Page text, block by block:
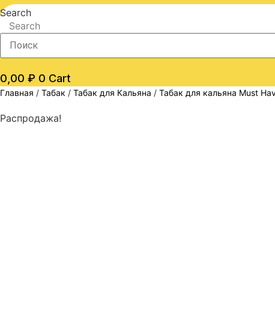
Search
Search
0,00 ₽ 0 Cart
Главная / Табак / Табак для Кальяна / Табак для кальяна Must
Распродажа!